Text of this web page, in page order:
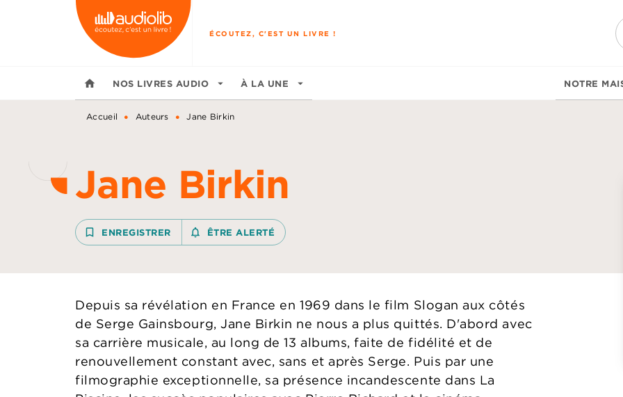
MENU RECHERCHE
ÉCOUTEZ, C'EST UN LIVRE !
home NOS LIVRES AUDIO arrow_drop_down À LA UNE arrow_drop_down NOTRE
Accueil • Auteurs • Jane Birkin
Jane Birkin
bookmark_border ENREGISTRER notifications_none_outlined
ÊTRE ALERTÉ
Depuis sa révélation en France en 1969 dans le film Slogan aux côtés
de Serge Gainsbourg, Jane Birkin ne nous a plus quittés. D'abord avec
sa carrière musicale, au long de 13 albums, faite de fidélité et de
renouvellement constant avec, sans et après Serge. Puis par une
filmographie exceptionnelle, sa présence incandescente dans La